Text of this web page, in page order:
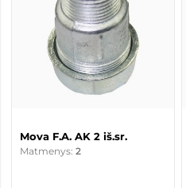
Mova F.A. AK 2 iš.sr.
Matmenys: 2